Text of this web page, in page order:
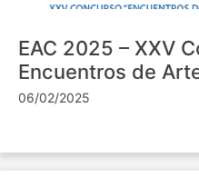
EAC 2025 – XXV
Encuentros de
06/02/2025